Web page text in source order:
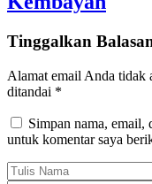
Tinggalkan
Alamat email Anda tidak
ditandai *
Simpan nama, email,
untuk komentar saya